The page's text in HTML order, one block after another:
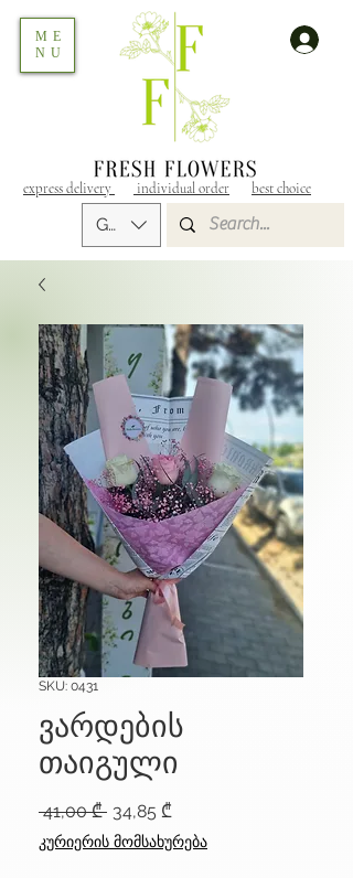
GEL (GEL)
express delivery individual order best choice
ME
NU
SKU: 0431
ვარდების
თაიგული
41,00 ₾ Regular
Price
34,85 ₾
Price
კურიერის მომსახურება